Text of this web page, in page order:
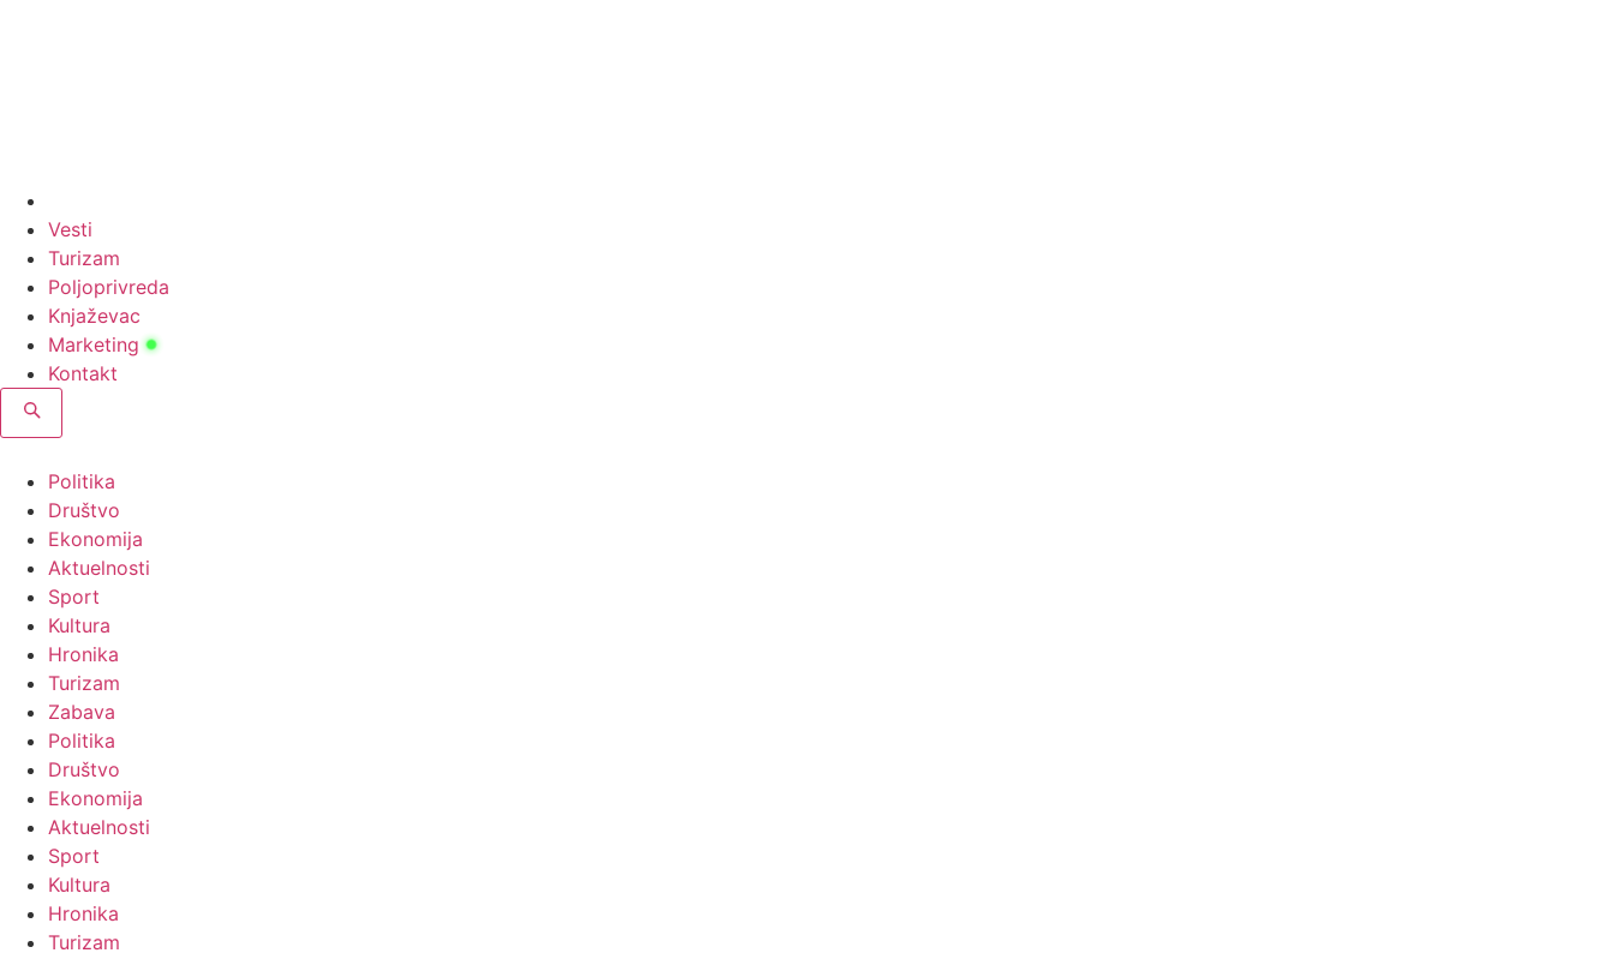
Vesti
Turizam
Poljoprivreda
Knjaževac
Marketing
Kontakt
Politika
Društvo
Ekonomija
Aktuelnosti
Sport
Kultura
Hronika
Turizam
Zabava
Politika
Društvo
Ekonomija
Aktuelnosti
Sport
Kultura
Hronika
Turizam